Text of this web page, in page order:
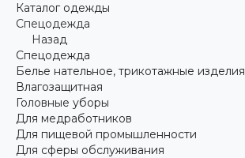
Каталог одежды
Спецодежда
Назад
Спецодежда
Белье нательное, трикотажные изделия
Влагозащитная
Головные уборы
Для медработников
Для пищевой промышленности
Для сферы обслуживания